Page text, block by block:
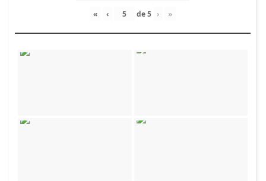
« ‹ de5 › »